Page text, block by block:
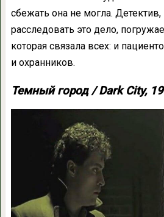
сбежать она не могла. Детектив,
расследовать это дело,
которая связала всех: и
и охранников.
Темный город / Dark City,